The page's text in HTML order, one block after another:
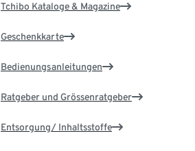
Tchibo Kataloge & Magazine
Geschenkkarte
Bedienungsanleitungen
Ratgeber und Grössenratgeber
Entsorgung/ Inhaltsstoffe